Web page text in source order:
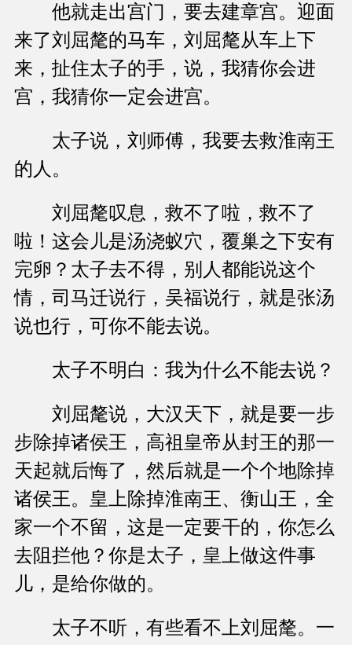
他就走出宫门，要去建章宫。迎面
来了刘屈氂的马车，刘屈氂从车上下
来，扯住太子的手，说，我猜你会进
宫，我猜你一定会进宫。
太子说，刘师傅，我要去救淮南王
的人。
刘屈氂叹息，救不了啦，救不了
啦！这会儿是汤浇蚁穴，覆巢之下安有
完卵？太子去不得，别人都能说这个
情，司马迁说行，吴福说行，就是张汤
说也行，可你不能去说。
太子不明白：我为什么不能去说？
刘屈氂说，大汉天下，就是要一步
步除掉诸侯王，高祖皇帝从封王的那一
天起就后悔了，然后就是一个个地除掉
诸侯王。皇上除掉淮南王、衡山王，全
家一个不留，这是一定要干的，你怎么
去阻拦他？你是太子，皇上做这件事
儿，是给你做的。
太子不听，有些看不上刘屈氂。一